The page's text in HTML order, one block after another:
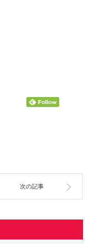
次の記事